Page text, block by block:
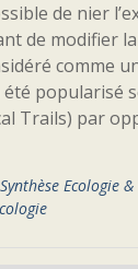
de nier
de modifier
comme
popularisé
Trails) par
Synthèse Ecologie